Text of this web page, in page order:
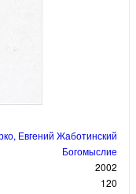
Евгений Жаботинский
Богомыслие
2002
120